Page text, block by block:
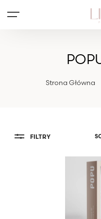
Strona Główna
FILTRY